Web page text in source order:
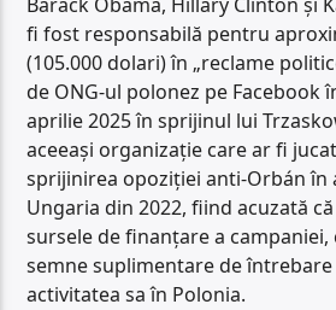
fi fost responsabilă pentru
(105.000 dolari) în „reclame
de ONG-ul polonez pe Facebook
aprilie 2025 în sprijinul lui
aceeași organizație care ar fi
sprijinirea opoziției anti-Orbán în
Ungaria din 2022, fiind acuzată
sursele de finanțare a campaniei,
semne suplimentare de
activitatea sa în Polonia.